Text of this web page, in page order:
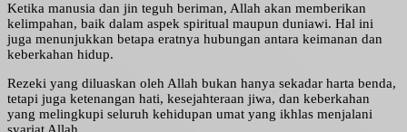
Ketika manusia dan jin teguh beriman, Allah akan memberikan
kelimpahan, baik dalam aspek spiritual maupun duniawi. Hal ini
juga menunjukkan betapa eratnya hubungan antara keimanan dan
keberkahan hidup.
Rezeki yang diluaskan oleh Allah bukan hanya sekadar harta benda,
tetapi juga ketenangan hati, kesejahteraan jiwa, dan keberkahan
yang melingkupi seluruh kehidupan umat yang ikhlas menjalani